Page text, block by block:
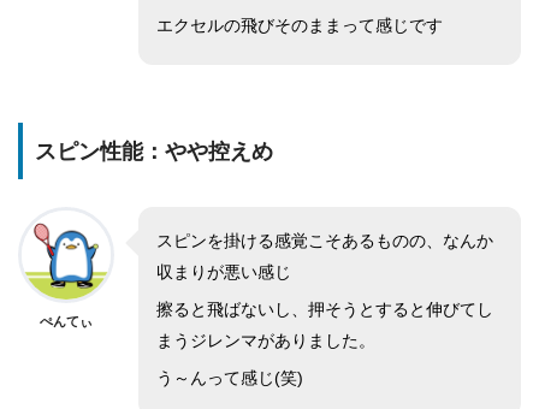
エクセルの飛びそのままって感じです
スピン性能：やや控えめ
ぺんてぃ
スピンを掛ける感覚こそあるものの、なんか
収まりが悪い感じ
擦ると飛ばないし、押そうとすると伸びてし
まうジレンマがありました。
う～んって感じ(笑)